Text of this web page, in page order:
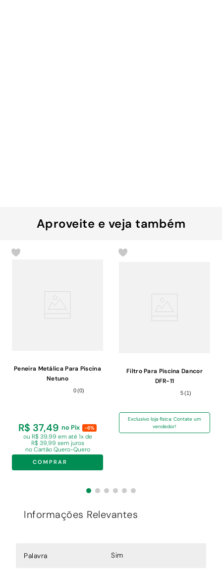
Aproveite e veja também
Peneira Metálica Para Piscina
Netuno
0(0)
R$ 37,49 no Pix -6%
ou R$ 39,99 em até 1x de
R$ 39,99 sem juros
no Cartão Quero-Quero
COMPRAR
Filtro Para Piscina Dancor
DFR-11
5(1)
Exclusivo loja física: Contate um
vendedor!
Informações Relevantes
Palavra Sim